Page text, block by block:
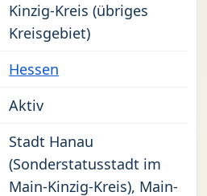
Kinzig-Kreis (übriges
Kreisgebiet)
Hessen
Aktiv
Stadt Hanau
(Sonderstatusstadt im
Main-Kinzig-Kreis), Main-